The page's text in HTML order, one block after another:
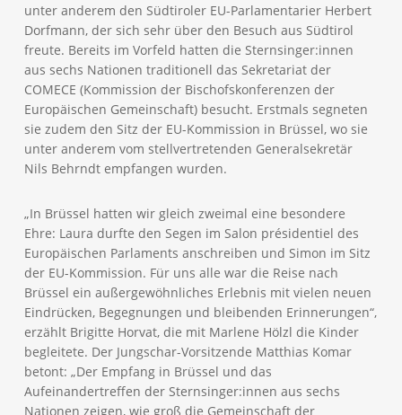
unter anderem den Südtiroler EU-Parlamentarier Herbert
Dorfmann, der sich sehr über den Besuch aus Südtirol
freute. Bereits im Vorfeld hatten die Sternsinger:innen
aus sechs Nationen traditionell das Sekretariat der
COMECE (Kommission der Bischofskonferenzen der
Europäischen Gemeinschaft) besucht. Erstmals segneten
sie zudem den Sitz der EU-Kommission in Brüssel, wo sie
unter anderem vom stellvertretenden Generalsekretär
Nils Behrndt empfangen wurden.
„In Brüssel hatten wir gleich zweimal eine besondere
Ehre: Laura durfte den Segen im Salon présidentiel des
Europäischen Parlaments anschreiben und Simon im Sitz
der EU-Kommission. Für uns alle war die Reise nach
Brüssel ein außergewöhnliches Erlebnis mit vielen neuen
Eindrücken, Begegnungen und bleibenden Erinnerungen“,
erzählt Brigitte Horvat, die mit Marlene Hölzl die Kinder
begleitete. Der Jungschar-Vorsitzende Matthias Komar
betont: „Der Empfang in Brüssel und das
Aufeinandertreffen der Sternsinger:innen aus sechs
Nationen zeigen, wie groß die Gemeinschaft der